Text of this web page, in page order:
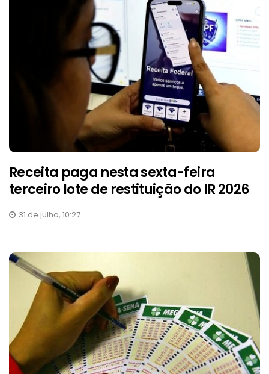
Receita paga nesta sexta-feira
terceiro lote de restituição do IR 2026
31 de julho, 10:27